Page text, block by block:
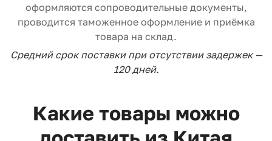
оформляются сопроводительные документы,
проводится таможенное оформление и приёмка
товара на склад.
Средний срок поставки при отсутствии задержек —
120 дней.
Какие товары можно
В
С
Г
А
И
Г
К
А
О
К
У
М
О
Т
О
О
Д
П
О
С
А
С
Р
С
Т
С
Т
Т